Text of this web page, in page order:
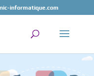
informatique.com